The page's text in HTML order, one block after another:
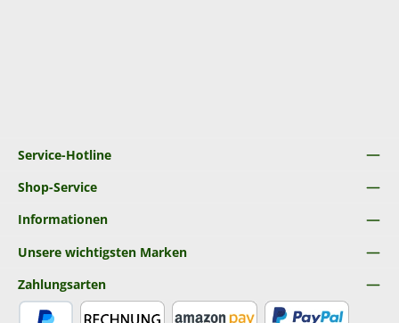
Service-Hotline
Shop-Service
Informationen
Unsere wichtigsten Marken
Zahlungsarten